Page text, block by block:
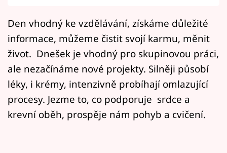
Mámy sobě
Přihlášení
Sledujte nás
Den vhodný ke vzdělávání, získáme důležité
informace, můžeme čistit svojí karmu, měnit
život. Dnešek je vhodný pro skupinovou práci,
ale nezačínáme nové projekty. Silněji působí
léky, i krémy, intenzivně probíhají omlazující
procesy. Jezme to, co podporuje srdce a
krevní oběh, prospěje nám pohyb a cvičení.